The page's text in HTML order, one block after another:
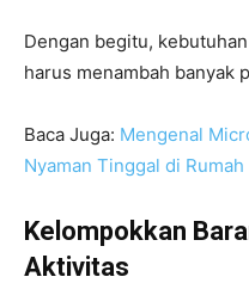
Dengan begitu,
harus menambah banyak
Baca Juga: Mengenal
Nyaman Tinggal di
Kelompokkan
Aktivitas